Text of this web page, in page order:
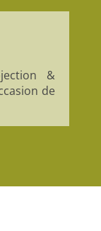
de
et de...
&
de